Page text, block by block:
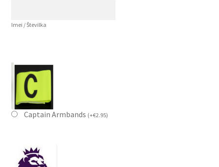
Imei / Številka
Captain Armbands (+€2.95)